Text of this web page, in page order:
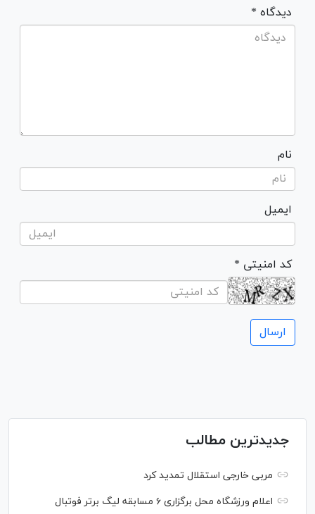
* دیدگاه
نام
ایمیل
* کد امنیتی
جدیدترین مطالب
مربی خارجی استقلال تمدید کرد
اعلام ورزشگاه محل برگزاری ۶ مسابقه لیگ برتر فوتبال